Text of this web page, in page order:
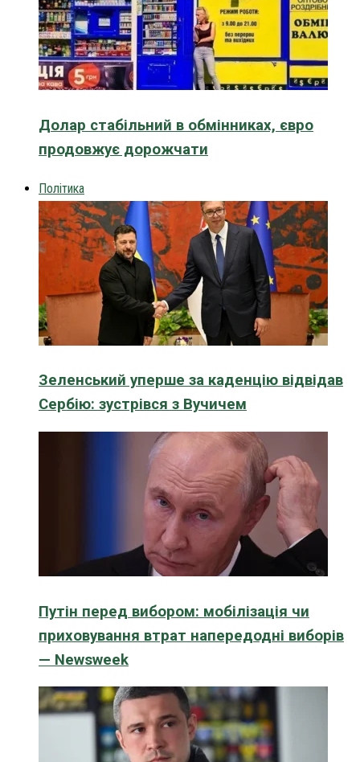
Долар стабільний в обмінниках, євро
продовжує дорожчати
Політика
Зеленський уперше за каденцію відвідав
Сербію: зустрівся з Вучичем
Путін перед вибором: мобілізація чи
приховування втрат напередодні виборів
— Newsweek